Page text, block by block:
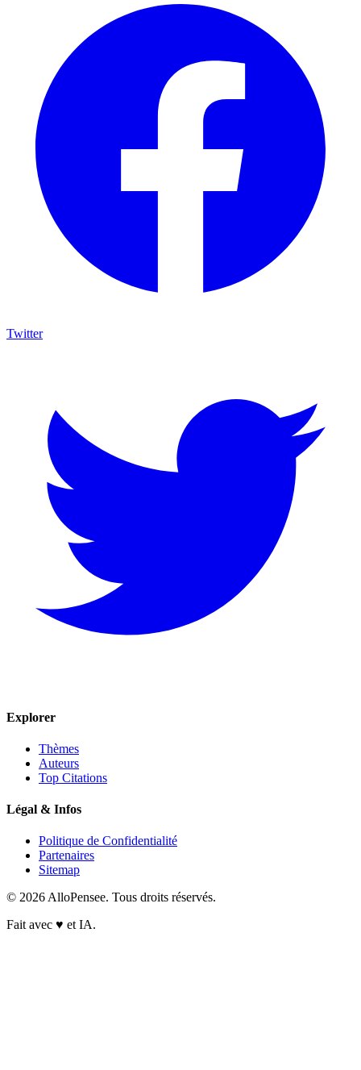
Twitter
Explorer
Thèmes
Auteurs
Top Citations
Légal & Infos
Politique de Confidentialité
Partenaires
Sitemap
© 2026 AlloPensee. Tous droits réservés.
Fait avec ♥ et IA.